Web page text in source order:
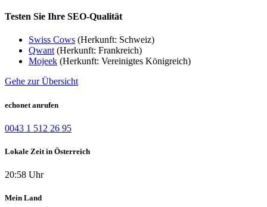
Testen Sie Ihre SEO-Qualität
Swiss Cows (Herkunft: Schweiz)
Qwant(Herkunft: Frankreich)
Mojeek (Herkunft: Vereinigtes Königreich)
Gehe zur Übersicht
echonet anrufen
0043 1 512 26 95
Lokale Zeit in Österreich
20:58 Uhr
Mein Land